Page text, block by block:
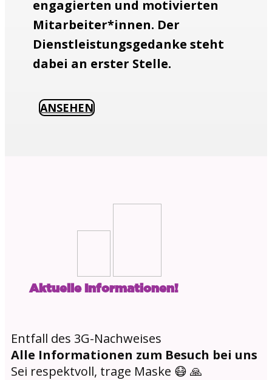
engagierten und motivierten
Mitarbeiter*innen. Der
Dienstleistungsgedanke steht
dabei an erster Stelle.
ANSEHEN
Aktuelle Informationen!
Entfall des 3G-Nachweises
Alle Informationen zum Besuch bei uns
Sei respektvoll, trage Maske 😷 🙏